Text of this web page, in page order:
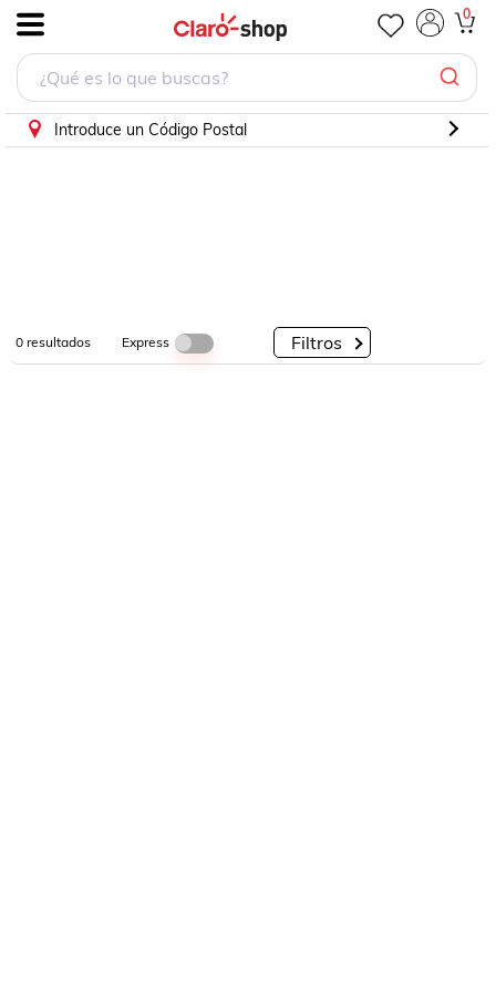
0
Introduce un Código Postal
0resultados Express Filtros
PorCategorías
PorMarcas
PorDescuento